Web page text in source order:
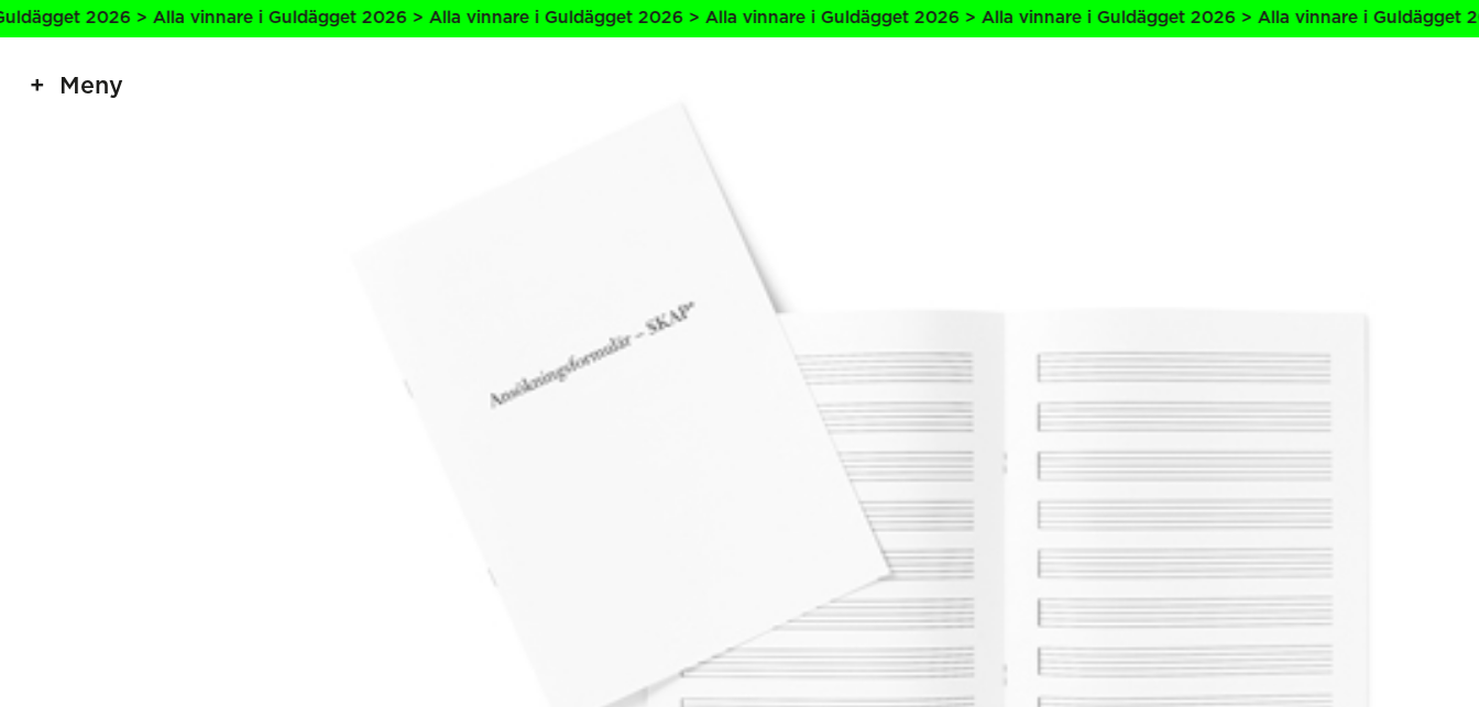
2026 > Alla vinnare i Guldägget 2026 > Alla vinnare i Guldägget 2026 > Alla vinnare i Guldägget 2026 > Alla vinnare i Guldägget 2026 > Alla vinnare i Guldägget 2026
Meny